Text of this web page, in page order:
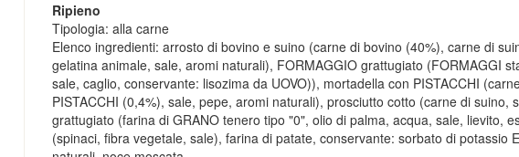
Ripieno
Tipologia: alla carne
Elenco ingredienti: arrosto di bovino e suino (carne di bovino (40%), carne di
gelatina animale, sale, aromi naturali), FORMAGGIO grattugiato (FORMAGGI
sale, caglio, conservante: lisozima da UOVO)), mortadella con PISTACCHI
PISTACCHI (0,4%), sale, pepe, aromi naturali), prosciutto cotto (carne di suino,
grattugiato (farina di GRANO tenero tipo "0", olio di palma, acqua, sale, lievito,
(spinaci, fibra vegetale, sale), farina di patate, conservante: sorbato di potassio